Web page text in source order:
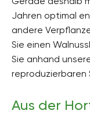
Jahren optimal
andere
Sie einen
Sie anhand
reproduzierbaren
Aus der